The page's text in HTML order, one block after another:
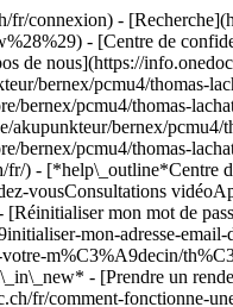
fr/connexion) -
- [Centre de
de nous](https://
bernex/pcmu4/thomas-
bernex/pcmu4/thomas-
akupunkteur/bernex/
bernex/pcmu4/thomas-
fr/) - [*help\_outline*Centre
vousConsultations
mon mot de
mon-adresse-
m%C3%A9decin/
- [Prendre un
fr/comment-fonctionne-